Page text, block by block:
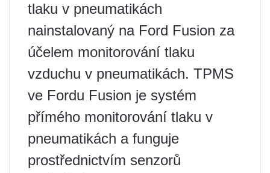
tlaku v pneumatikách
nainstalovaný na Ford Fusion za
účelem monitorování tlaku
vzduchu v pneumatikách. TPMS
ve Fordu Fusion je systém
přímého monitorování tlaku v
pneumatikách a funguje
prostřednictvím senzorů